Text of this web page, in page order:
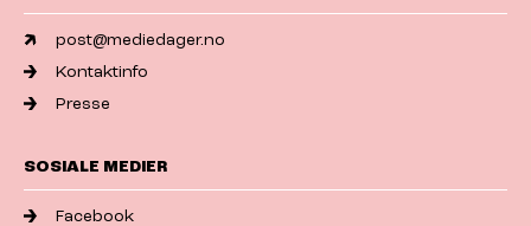
post@mediedager.no
Kontaktinfo
Presse
SOSIALE MEDIER
Facebook